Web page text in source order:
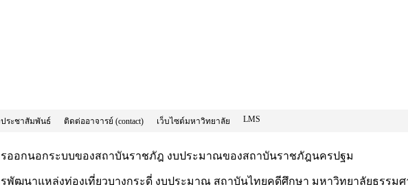
ระชาสัมพันธ์ ติดต่ออาจารย์ (contact) เว็บไซต์มหาวิทยาลัย LMS
รออกนอกระบบของสถาบันราชภัฎ งบประมาณของสถาบันราชภัฎนครปฐม
พัฒนาแหล่งท่องเที่ยวบางกระดี่ งบประมาณ สถาบันไทยคดีศึกษา มหาวิทยาลัยธรรม